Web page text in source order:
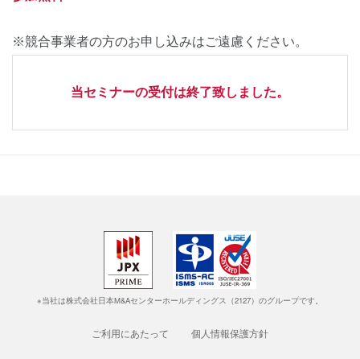
※競合事業者の方のお申し込みはご遠慮ください。
当セミナーの受付は終了致しました。
※当社は株式会社日本M&Aセンターホールディングス（2127）のグループです。
ご利用にあたって 個人情報保護方針